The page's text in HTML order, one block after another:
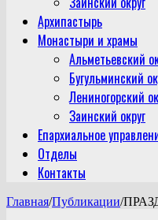
Архипастырь
Монастыри и храмы
Альметьевский
Бугульминский
Лениногорский
Заинский округ
Епархиальное
Отделы
Контакты
Главная/Публикации/